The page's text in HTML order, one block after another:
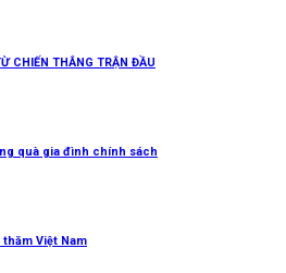
CHIẾN THẮNG TRẬN ĐẦU
quà gia đình chính sách
Việt Nam